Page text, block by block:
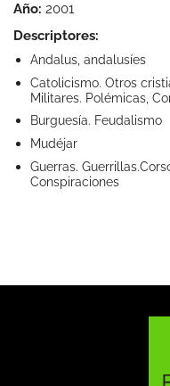
Año: 2001
Descriptores:
Andalus, andalusíes
Catolicismo. Otros
Militares. Polémicas,
Burguesía. Feudalismo
Mudéjar
Guerras.
Conspiraciones